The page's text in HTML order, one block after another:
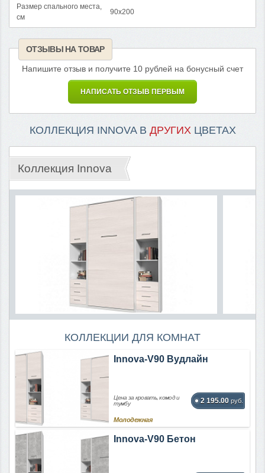
Размер спального места,
см
90x200
ОТЗЫВЫ НА ТОВАР
Напишите отзыв и получите 10 рублей на бонусный счет
НАПИСАТЬ ОТЗЫВ ПЕРВЫМ
КОЛЛЕКЦИЯ INNOVA В ДРУГИХ ЦВЕТАХ
Коллекция Innova
КОЛЛЕКЦИИ ДЛЯ КОМНАТ
Innova-V90 Вудлайн
Цена за кровать, комод и
тумбу
2 195.00 руб.
Молодежная
Innova-V90 Бетон